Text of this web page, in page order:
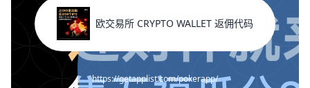
欧交易所 CRYPTO WALLET 返佣代码
https://getapplist.com/pokerapp/